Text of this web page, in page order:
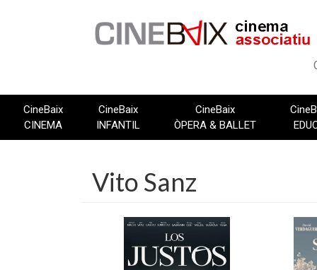
CineBaix
CINEMA
CineBaix
INFANTIL
CineBaix
ÒPERA & BALLET
Vito Sanz